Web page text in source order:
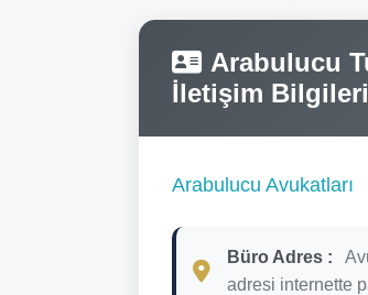
Arabulucu
İletişim Bilgileri
Arabulucu Avukatları
Büro Adres :
adresi internette